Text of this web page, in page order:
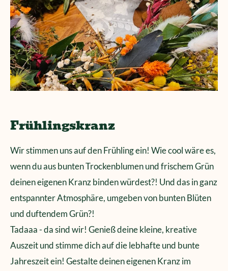
Frühlingskranz
Wir stimmen uns auf den Frühling ein! Wie cool wäre es,
wenn du aus bunten Trockenblumen und frischem Grün
deinen eigenen Kranz binden würdest?! Und das in ganz
entspannter Atmosphäre, umgeben von bunten Blüten
und duftendem Grün?!
Tadaaa - da sind wir! Genieß deine kleine, kreative
Auszeit und stimme dich auf die lebhafte und bunte
Jahreszeit ein! Gestalte deinen eigenen Kranz im